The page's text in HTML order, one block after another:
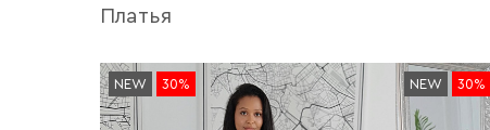
Платья
NEW 30% NEW 30%